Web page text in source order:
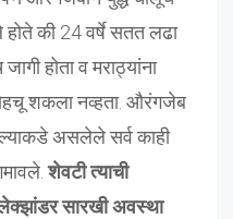
की 24 वर्षे सतत लढा
होता व मराठ्यांना
शकला नव्हता. औरंगजेब
असलेले सर्व काही
शेवटी त्याची
सारखी अवस्था